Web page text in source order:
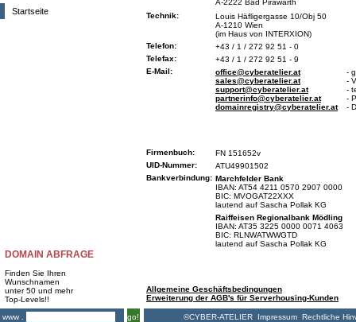
Startseite
DOMAIN ABFRAGE
Finden Sie Ihren
Wunschnamen
unter 50 und mehr
Top-Levels!!
www .
go!
A-2222 Bad Pirawarth
Technik:
Louis Häfligergasse 10/Obj 50
A-1210 Wien
(im Haus von INTERXION)
Telefon:
+43 / 1 / 272 92 51 - 0
Telefax:
+43 / 1 / 272 92 51 - 9
E-Mail:
office@cyberatelier.at
sales@cyberatelier.at
support@cyberatelier.at
partnerinfo@cyberatelier.at
domainregistry@cyberatelier.at
-
-
-
-
-
Firmenbuch:
FN 151652v
UID-Nummer:
ATU49901502
Bankverbindung: Marchfelder Bank
IBAN: AT54 4211 0570 2907 0000
BIC: MVOGAT22XXX
lautend auf Sascha Pollak KG
Raiffeisen Regionalbank Mödling
IBAN: AT35 3225 0000 0071 4063
BIC: RLNWATWWGTD
lautend auf Sascha Pollak KG
Allgemeine Geschäftsbedingungen
Erweiterung der AGB's für Serverhousing-Kunden
©CYBER-ATELIER Impressum Rechtliche